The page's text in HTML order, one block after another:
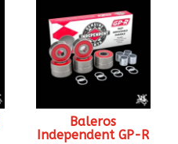
Baleros
Independent GP-R